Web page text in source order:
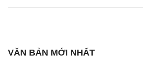
VĂN BẢN MỚI NHẤT